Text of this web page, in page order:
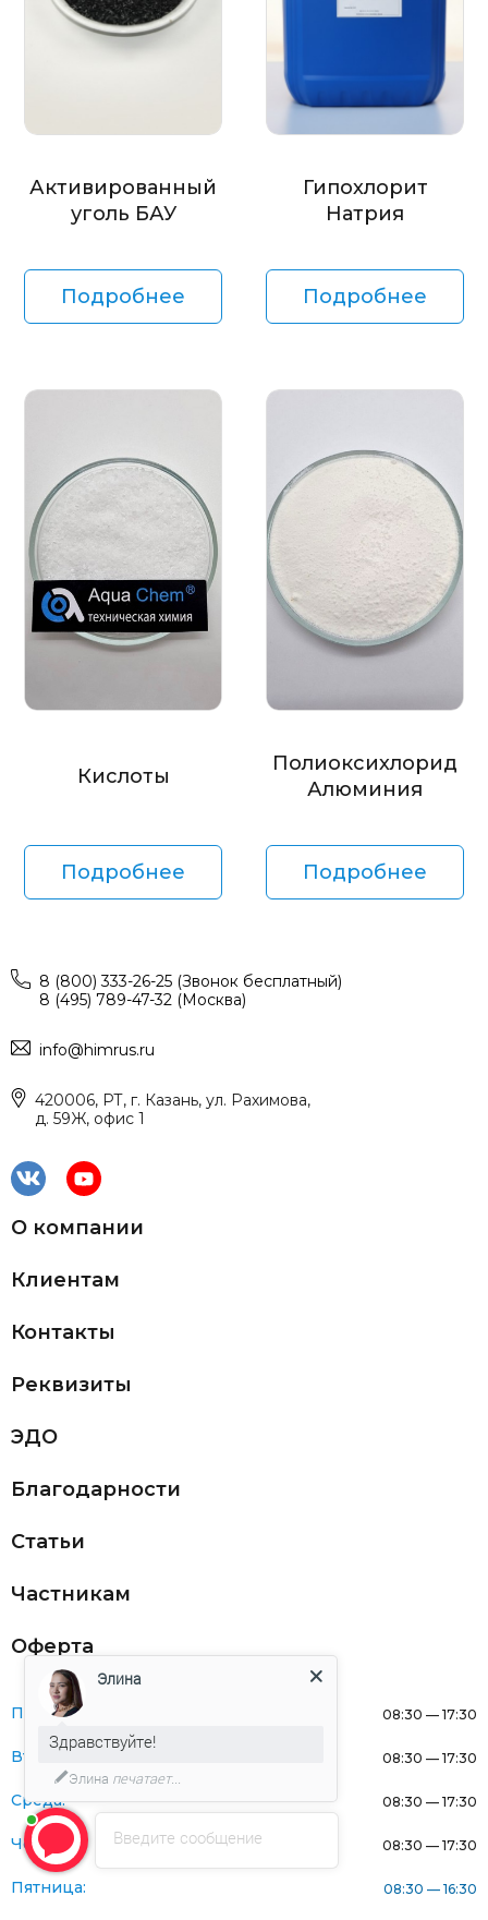
Активированный
уголь БАУ
Подробнее
Гипохлорит
Натрия
Подробнее
Кислоты
Подробнее
Полиоксихлорид
Алюминия
Подробнее
8 (800) 333-26-25 (Звонок бесплатный)
8 (495) 789-47-32 (Москва)
info@himrus.ru
420006, РТ, г. Казань, ул. Рахимова,
д. 59Ж, офис 1
О компании
Клиентам
Контакты
Реквизиты
ЭДО
Благодарности
Статьи
Частникам
Оферта
Понедельник: 08:30 — 17:30
Вторник: 08:30 — 17:30
Среда: 08:30 — 17:30
Четверг: 08:30 — 17:30
Пятница: 08:30 — 16:30
Введите сообщение
Элина
Здравствуйте!
Элина печатает...